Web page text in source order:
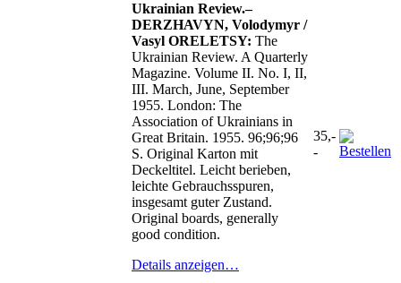
Ukrainian Review.–
DERZHAVYN, Volodymyr /
Vasyl ORELETSY: The
Ukrainian Review. A Quarterly
Magazine. Volume II. No. I, II,
III. March, June, September
1955. London: The
Association of Ukrainians in
Great Britain. 1955. 96;96;96
S. Original Karton mit
Deckeltitel. Leicht berieben,
leichte Gebrauchsspuren,
insgesamt guter Zustand.
Original boards, generally
good condition.
Details anzeigen…
35,-
-